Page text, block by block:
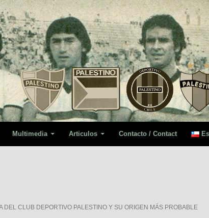
Multimedia Articulos Contacto / Contact
DEL CLUB DEPORTIVO PALESTINO Y SU ORIGEN MÁS PROBABLE